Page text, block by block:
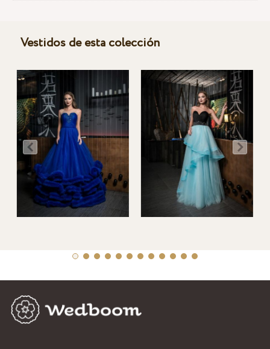
Vestidos de esta colección